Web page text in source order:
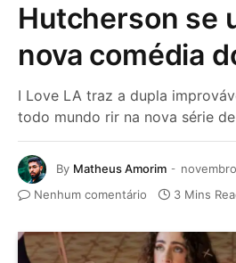
Hutcherson se
nova comédia
I Love LA traz a dupla
todo mundo rir na nova série
By Matheus Amorim
Nenhum comentário
3 Mins